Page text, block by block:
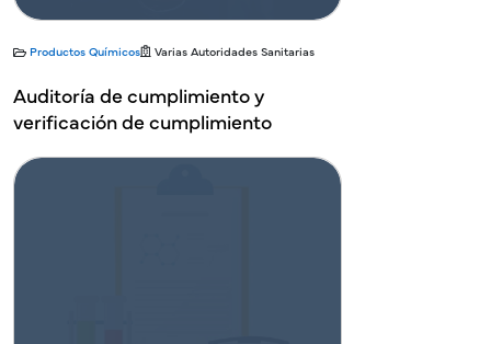
Productos Químicos Varias Autoridades Sanitarias
Auditoría de cumplimiento y
verificación de cumplimiento